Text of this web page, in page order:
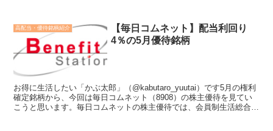
高配当・優待銘柄紹介
【毎日コムネット】配当利回り
4％の5月優待銘柄
お得に生活したい「かぶ太郎」（@kabutaro_yuutai）です5月の権利
確定銘柄から、今回は毎日コムネット（8908）の株主優待を見てい
こうと思います。毎日コムネットの株主優待では、会員制生活総合サ